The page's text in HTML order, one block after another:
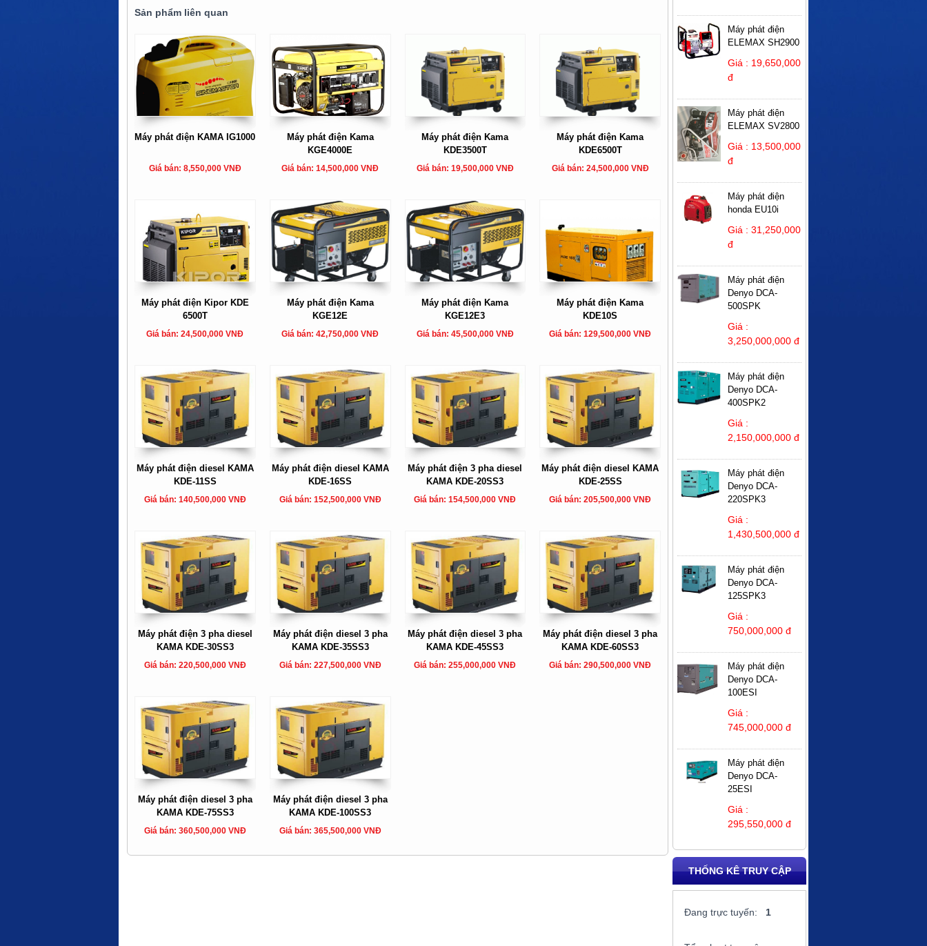
Sản phẩm liên quan
Máy phát điện KAMA IG1000
Giá bán: 8,550,000 VNĐ
Máy phát điện Kama
KGE4000E
Giá bán: 14,500,000 VNĐ
Máy phát điện Kama
KDE3500T
Giá bán: 19,500,000 VNĐ
Máy phát điện Kama
KDE6500T
Giá bán: 24,500,000 VNĐ
Máy phát điện Kipor KDE
6500T
Giá bán: 24,500,000 VNĐ
Máy phát điện Kama
KGE12E
Giá bán: 42,750,000 VNĐ
Máy phát điện Kama
KGE12E3
Giá bán: 45,500,000 VNĐ
Máy phát điện Kama
KDE10S
Giá bán: 129,500,000 VNĐ
Máy phát điện diesel KAMA
KDE-11SS
Giá bán: 140,500,000 VNĐ
Máy phát điện diesel KAMA
KDE-16SS
Giá bán: 152,500,000 VNĐ
Máy phát điện 3 pha diesel
KAMA KDE-20SS3
Giá bán: 154,500,000 VNĐ
Máy phát điện diesel KAMA
KDE-25SS
Giá bán: 205,500,000 VNĐ
Máy phát điện 3 pha diesel
KAMA KDE-30SS3
Giá bán: 220,500,000 VNĐ
Máy phát điện diesel 3 pha
KAMA KDE-35SS3
Giá bán: 227,500,000 VNĐ
Máy phát điện diesel 3 pha
KAMA KDE-45SS3
Giá bán: 255,000,000 VNĐ
Máy phát điện diesel 3 pha
KAMA KDE-60SS3
Giá bán: 290,500,000 VNĐ
Máy phát điện diesel 3 pha
KAMA KDE-75SS3
Giá bán: 360,500,000 VNĐ
Máy phát điện diesel 3 pha
KAMA KDE-100SS3
Giá bán: 365,500,000 VNĐ
Máy phát điện
ELEMAX SH2900
Giá : 19,650,000
đ
Máy phát điện
ELEMAX SV2800
Giá : 13,500,000
đ
Máy phát điện
honda EU10i
Giá : 31,250,000
đ
Máy phát điện
Denyo DCA-
500SPK
Giá :
3,250,000,000 đ
Máy phát điện
Denyo DCA-
400SPK2
Giá :
2,150,000,000 đ
Máy phát điện
Denyo DCA-
220SPK3
Giá :
1,430,500,000 đ
Máy phát điện
Denyo DCA-
125SPK3
Giá :
750,000,000 đ
Máy phát điện
Denyo DCA-
100ESI
Giá :
745,000,000 đ
Máy phát điện
Denyo DCA-
25ESI
Giá :
295,550,000 đ
THỐNG KÊ TRUY CẬP
Đang trực tuyến: 1